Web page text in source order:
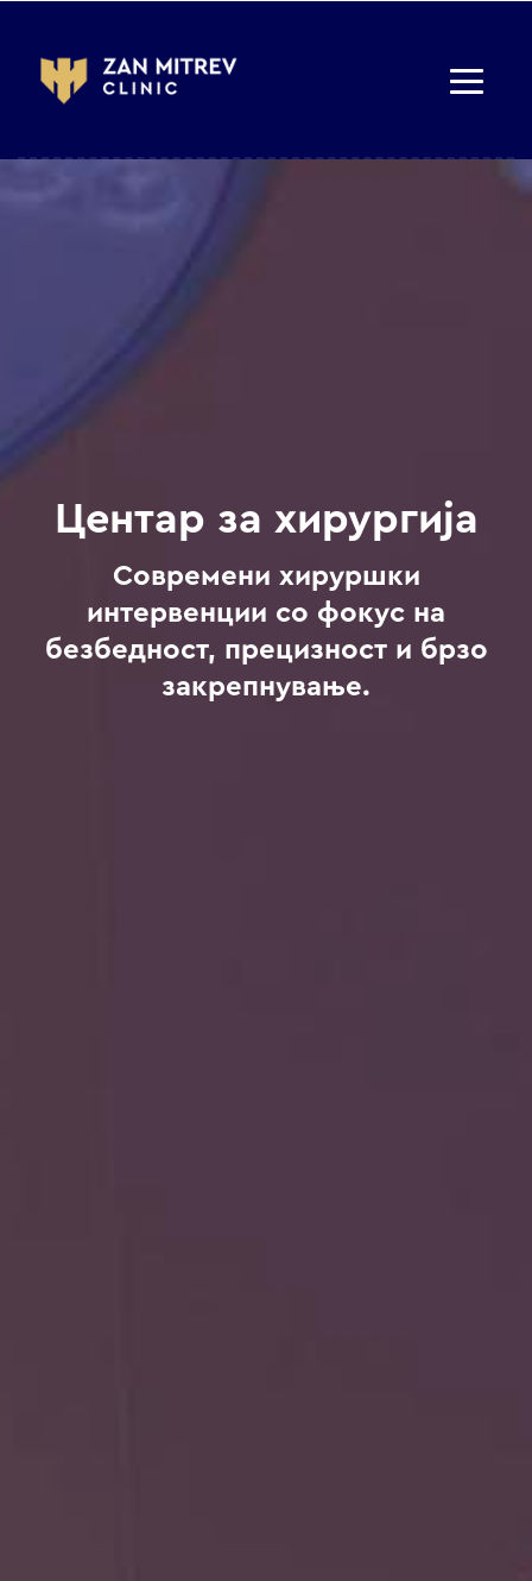
Центар за хирургија
Современи хируршки
интервенции со фокус на
безбедност, прецизност и брзо
закрепнување.